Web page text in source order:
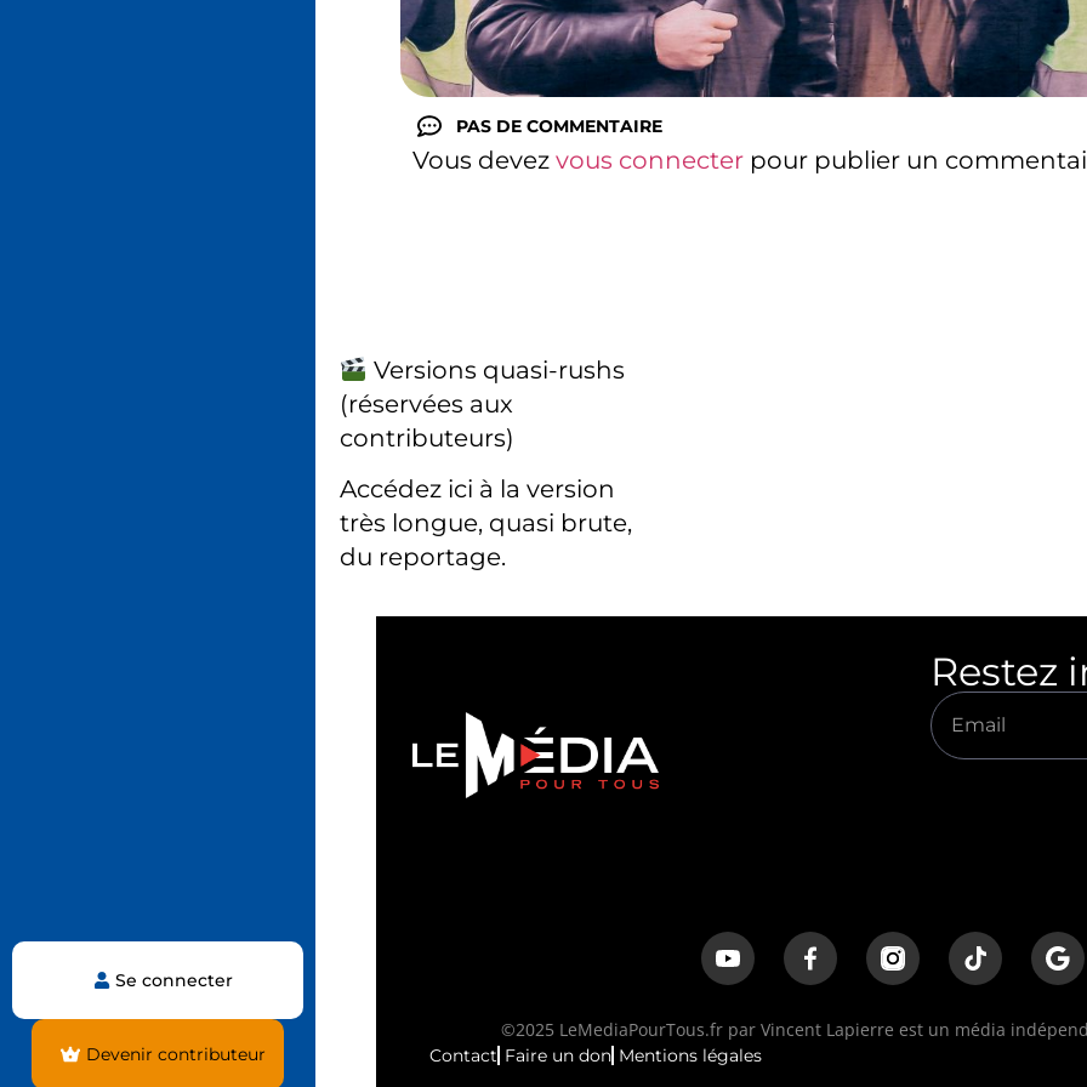
Se connecter
Devenir contributeur
PAS DE COMMENTAIRE
Vous devez vous connecter pour publier un
Versions quasi-rushs
(réservées aux
contributeurs)
Accédez ici à la version
très longue, quasi brute,
du reportage.
Restez
©2025 LeMediaPourTous.fr par Vincent Lapierre est un média
Contact Faire un don Mentions légales